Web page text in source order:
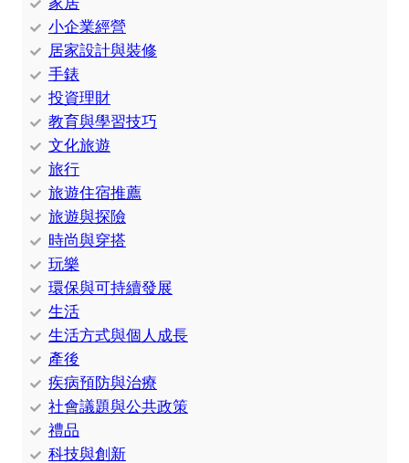
小企業經營
居家設計與裝修
手錶
投資理財
教育與學習技巧
文化旅遊
旅行
旅遊住宿推薦
旅遊與探險
時尚與穿搭
玩樂
環保與可持續發展
生活
生活方式與個人成長
產後
疾病預防與治療
社會議題與公共政策
禮品
科技與創新